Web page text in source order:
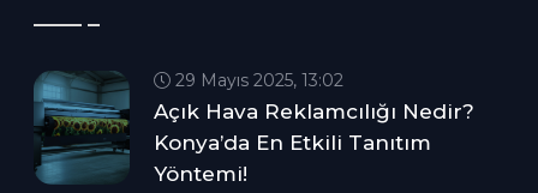
29 Mayıs 2025, 13:02
Açık Hava Reklamcılığı Nedir?
Konya’da En Etkili Tanıtım
Yöntemi!